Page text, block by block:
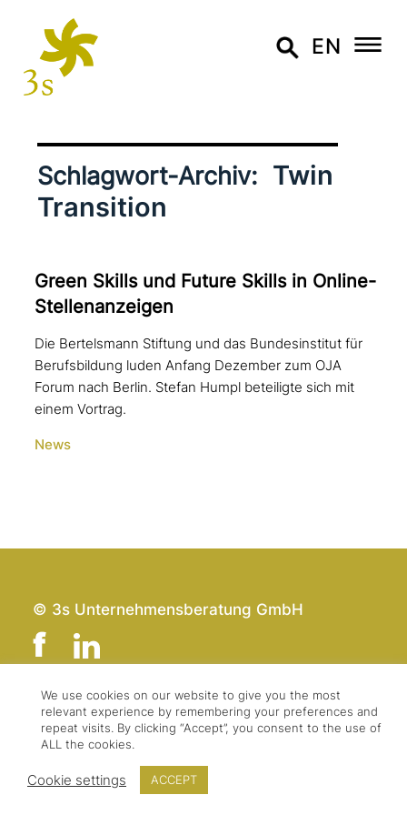
EN
Schlagwort-Archiv: Twin
Transition
Green Skills und Future Skills in Online-
Stellenanzeigen
Die Bertelsmann Stiftung und das Bundesinstitut für
Berufsbildung luden Anfang Dezember zum OJA
Forum nach Berlin. Stefan Humpl beteiligte sich mit
einem Vortrag.
News
© 3s Unternehmensberatung GmbH
Team
Kontakt
Impressum
We use cookies on our website to give you the most
relevant experience by remembering your preferences and
repeat visits. By clicking “Accept”, you consent to the use of
ALL the cookies.
Cookie settings ACCEPT